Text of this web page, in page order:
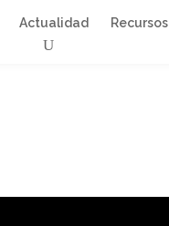
Actualidad Recursos